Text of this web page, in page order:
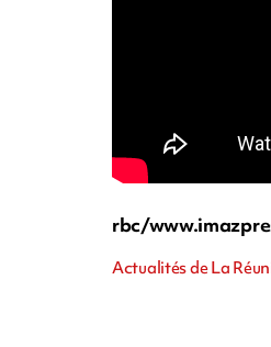
rbc/
Actualités de La